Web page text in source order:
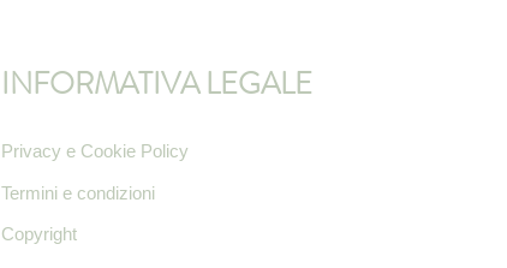
INFORMATIVA LEGALE
Privacy e Cookie Policy
Termini e condizioni
Copyright